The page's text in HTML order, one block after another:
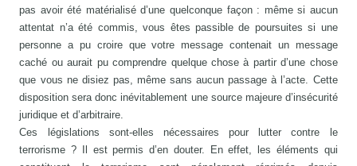
pas avoir été matérialisé d’une quelconque façon : même si aucun
attentat n’a été commis, vous êtes passible de poursuites si une
personne a pu croire que votre message contenait un message
caché ou aurait pu comprendre quelque chose à partir d’une chose
que vous ne disiez pas, même sans aucun passage à l’acte. Cette
disposition sera donc inévitablement une source majeure d’insécurité
juridique et d’arbitraire.
Ces législations sont-elles nécessaires pour lutter contre le
terrorisme ? Il est permis d’en douter. En effet, les éléments qui